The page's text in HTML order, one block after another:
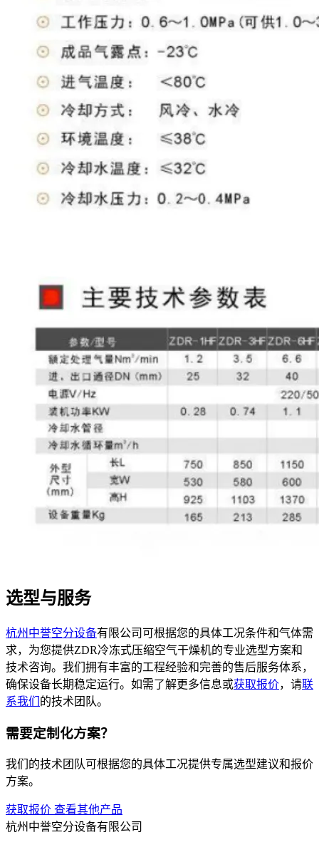
选型与服务
杭州中誉空分设备有限公司可根据您的具体工况条件和气体需
求，为您提供ZDR冷冻式压缩空气干燥机的专业选型方案和
技术咨询。我们拥有丰富的工程经验和完善的售后服务体系，
确保设备长期稳定运行。如需了解更多信息或获取报价，请联
系我们 的技术团队。
需要定制化方案？
我们的技术团队可根据您的具体工况提供专属选型建议和报价
方案。
获取报价 查看其他产品
杭州中誉空分设备有限公司